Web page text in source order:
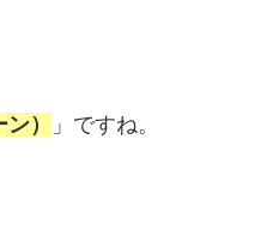
） 」ですね。